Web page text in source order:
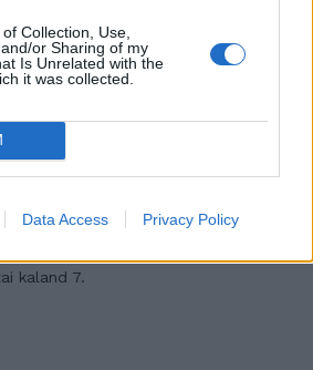
Collection, Use,
or Sharing of my
Is Unrelated with the
it was collected.
Data Access Privacy Policy
10. rész
kaland 7.